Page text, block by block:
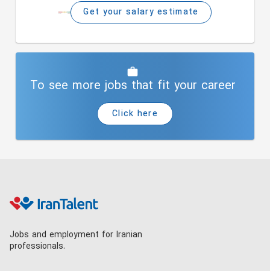
Get your salary estimate
To see more jobs that fit your career
Click here
Jobs and employment for Iranian
professionals.